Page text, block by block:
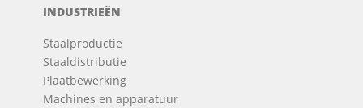
INDUSTRIEËN
Staalproductie
Staaldistributie
Plaatbewerking
Machines en apparatuur